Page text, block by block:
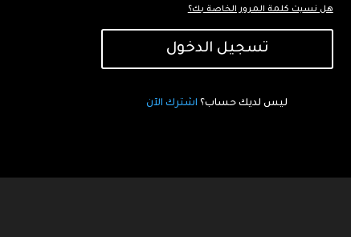
هل نسيت كلمة المرور الخاصة بك؟
تسجيل الدخول
ليس لديك حساب؟ اشترك الآن